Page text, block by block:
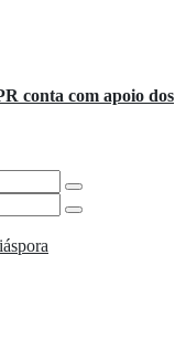
conta com apoio dos